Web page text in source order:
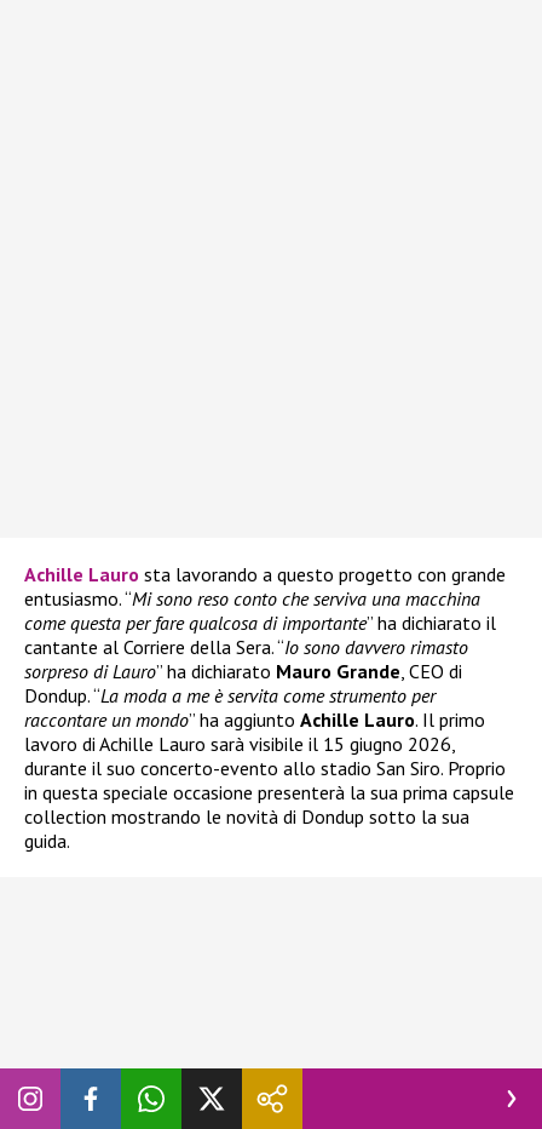
Achille Lauro sta lavorando a questo progetto con grande
entusiasmo. “Mi sono reso conto che serviva una macchina
come questa per fare qualcosa di importante” ha dichiarato il
cantante al Corriere della Sera. “Io sono davvero rimasto
sorpreso di Lauro” ha dichiarato Mauro Grande , CEO di
Dondup. “La moda a me è servita come strumento per
raccontare un mondo” ha aggiunto Achille Lauro. Il primo
lavoro di Achille Lauro sarà visibile il 15 giugno 2026,
durante il suo concerto-evento allo stadio San Siro. Proprio
in questa speciale occasione presenterà la sua prima capsule
collection mostrando le novità di Dondup sotto la sua
guida.